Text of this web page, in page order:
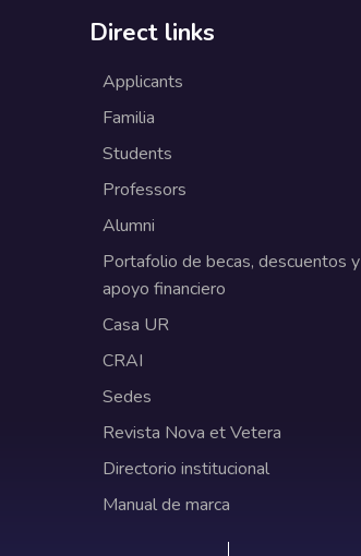
Direct links
Applicants
Familia
Students
Professors
Alumni
Portafolio de becas, descuentos y
apoyo financiero
Casa UR
CRAI
Sedes
Revista Nova et Vetera
Directorio institucional
Manual de marca